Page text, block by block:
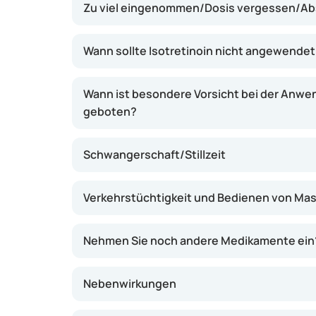
von Bakterien, die Akne verursachen
Zu viel eingenommen/Dosis vergessen/
Wann sollte Isotretinoin nicht
Wann ist besondere Vorsicht bei der
geboten?
Schwangerschaft/Stillzeit
Verkehrstüchtigkeit und Bedienen von
Nehmen Sie noch andere Medikamente
Nebenwirkungen